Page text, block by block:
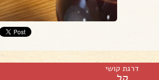
דרגת קושי